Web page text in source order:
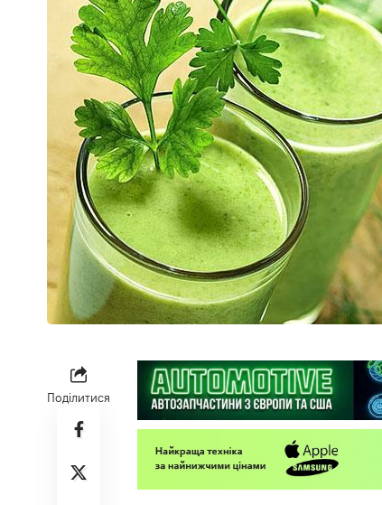
Поділитися